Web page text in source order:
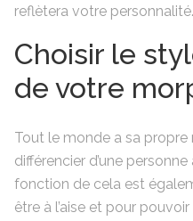
reflètera votre personnalité.
Choisir le
de votre
Tout le monde a sa
différencier d’une
fonction de cela est
être à l’aise et pour